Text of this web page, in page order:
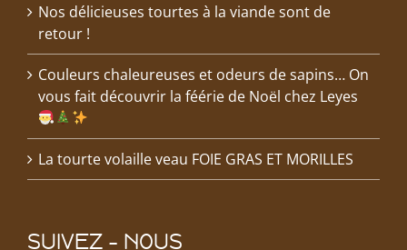
Nos délicieuses tourtes à la viande sont de
retour !
Couleurs chaleureuses et odeurs de sapins… On
vous fait découvrir la féérie de Noël chez Leyes
La tourte volaille veau FOIE GRAS ET MORILLES
SUIVEZ – NOUS